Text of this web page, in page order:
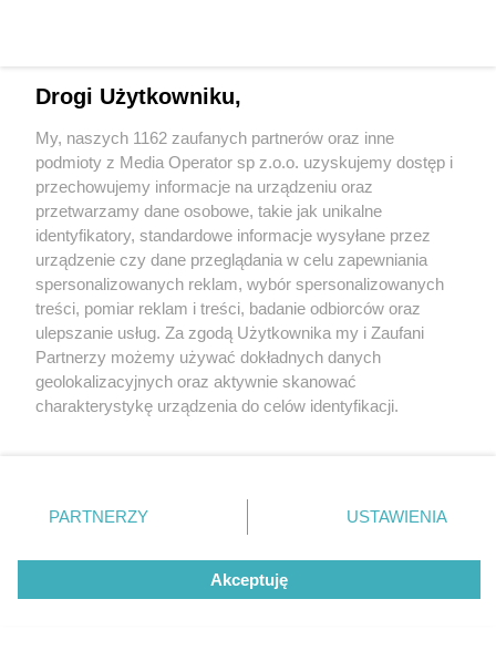
Wydawca mediówlokalnych
Nie zapomnij
zapoznać się z:
polityką prywatności
Twojemiasto
Piekary Śląskie
Chorzów
Tarnowskie Góry
Gliwice
Skontakuj sięz nami
Kontakt
Redakcja
Newsletter
Drogi Użytkowniku,
My, naszych 1162 zaufanych partnerów oraz inne
podmioty z Media Operator sp z.o.o. uzyskujemy dostęp i
przechowujemy informacje na urządzeniu oraz
przetwarzamy dane osobowe, takie jak unikalne
identyfikatory, standardowe informacje wysyłane przez
urządzenie czy dane przeglądania w celu zapewniania
spersonalizowanych reklam, wybór spersonalizowanych
treści, pomiar reklam i treści, badanie odbiorców oraz
ulepszanie usług. Za zgodą Użytkownika my i Zaufani
Partnerzy możemy używać dokładnych danych
geolokalizacyjnych oraz aktywnie skanować
charakterystykę urządzenia do celów identyfikacji.
zmienić/wycofać klikając przycisk ustawień prywatności
znajdujący się w lewym dolnym rogu strony
rodzaje przetwarzania danych nie wymagają zgody
użytkownika, ale masz prawo sprzeciwić się takiemu
przetwarzaniu. Preferencje będą miały zastosowania tylko
PARTNERZY USTAWIENIA
Akceptuję